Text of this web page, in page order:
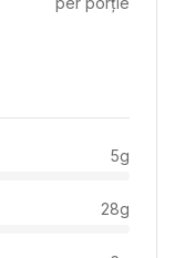
5g
28g